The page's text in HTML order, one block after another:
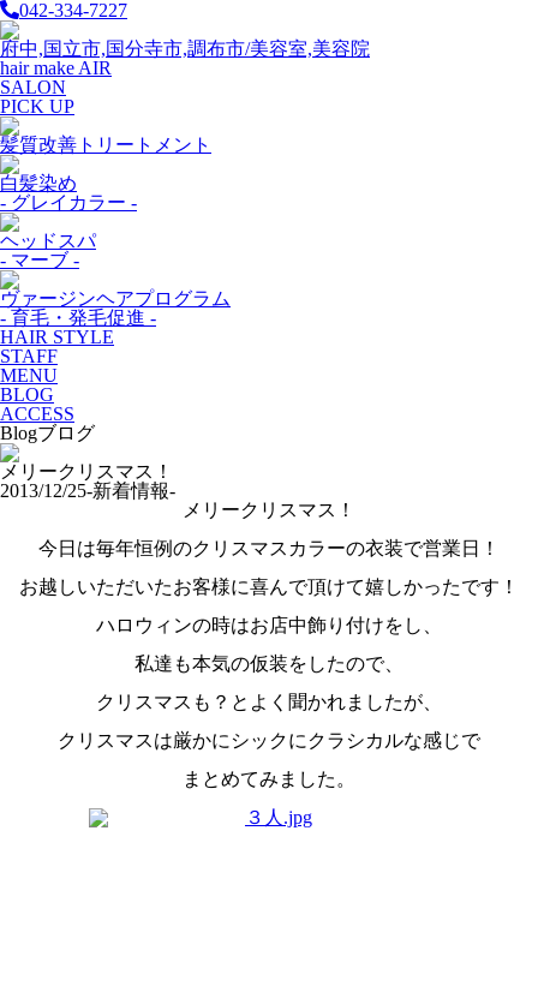
042-334-7227
府中,国立市,国分寺市,調布市/美容室,美容院
hair make AIR
SALON
PICK UP
髪質改善トリートメント
白髪染め
- グレイカラー -
ヘッドスパ
- マーブ -
ヴァージンヘアプログラム
- 育毛・発毛促進 -
HAIR STYLE
STAFF
MENU
BLOG
ACCESS
Blogブログ
メリークリスマス！
2013/12/25-新着情報-
メリークリスマス！
今日は毎年恒例のクリスマスカラーの衣装で営業日！
お越しいただいたお客様に喜んで頂けて嬉しかったです！
ハロウィンの時はお店中飾り付けをし、
私達も本気の仮装をしたので、
クリスマスも？とよく聞かれましたが、
クリスマスは厳かにシックにクラシカルな感じで
まとめてみました。